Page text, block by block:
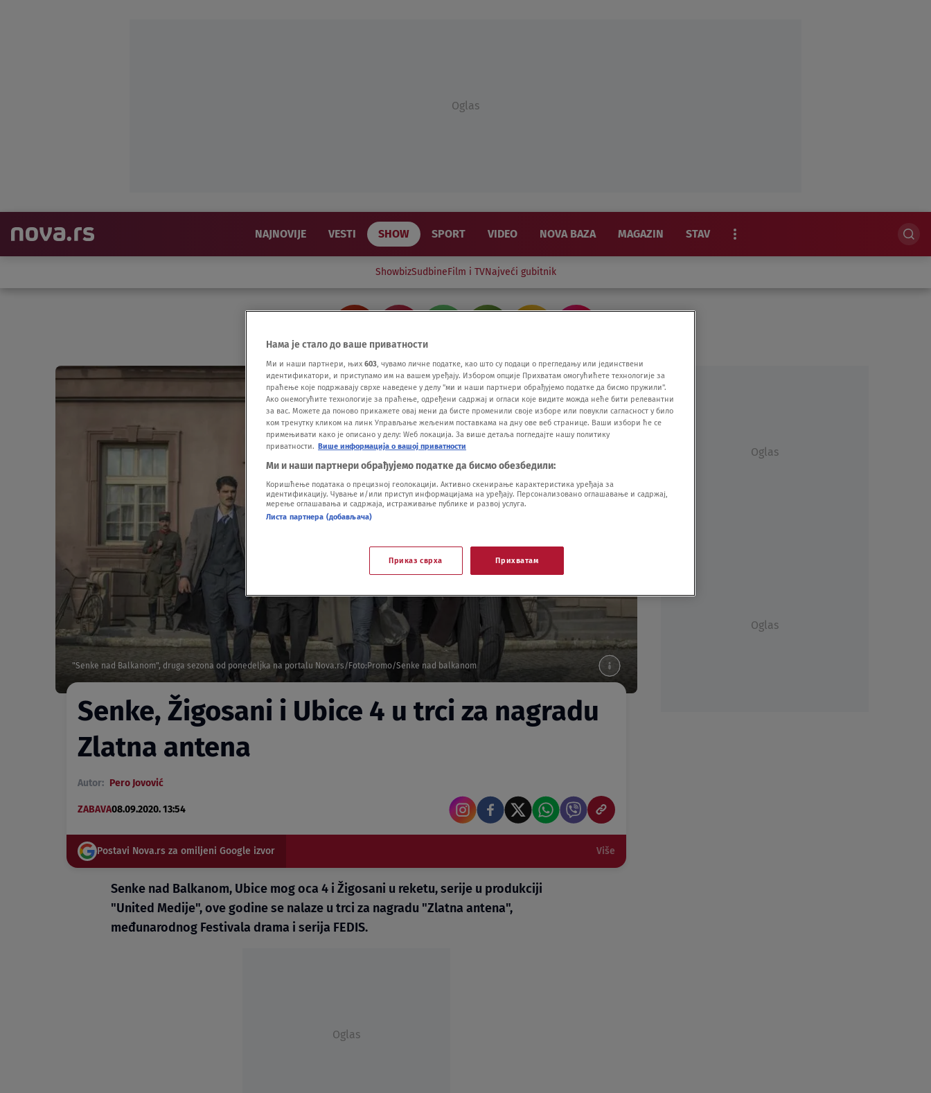
Oglas
NAJNOVIJE VESTI SHOW SPORT VIDEO NOVA BAZA MAGAZIN STAV
ShowbizSudbineFilm i TVNajveći gubitnik
"Senke nad Balkanom", druga sezona od ponedeljka na portalu Nova.rs/Foto:Promo/Senke nad balkanom
Senke, Žigosani i Ubice 4 u trci za nagradu
Zlatna antena
Autor: Pero Jovović
ZABAVA08.09.2020. 13:54
Postavi Nova.rs za omiljeni Google izvor Više
Senke nad Balkanom, Ubice mog oca 4 i Žigosani u reketu, serije u produkciji
"United Medije", ove godine se nalaze u trci za nagradu "Zlatna antena",
međunarodnog Festivala drama i serija FEDIS.
Oglas
Oglas
Oglas
Нама је стало до ваше приватности
Ми и наши партнери, њих 603, чувамо личне податке, као што су подаци о прегледању или јединствени
идентификатори, и приступамо им на вашем уређају. Избором опције Прихватам омогућићете технологије за
праћење које подржавају сврхе наведене у делу "ми и наши партнери обрађујемо податке да бисмо пружили".
Ако онемогућите технологије за праћење, одређени садржај и огласи које видите можда неће бити релевантни
за вас. Можете да поново прикажете овај мени да бисте променили своје изборе или повукли сагласност у било
ком тренутку кликом на линк Управљање жељеним поставкама на дну ове веб странице. Ваши избори ће се
примењивати како је описано у делу: Wеб локација. За више детаља погледајте нашу политику
приватности. Више информација о вашој приватности
Ми и наши партнери обрађујемо податке да бисмо обезбедили:
Коришћење података о прецизној геолокацији. Активно скенирање карактеристика уређаја за
идентификацију. Чување и/или приступ информацијама на уређају. Персонализовано оглашавање и садржај,
мерење оглашавања и садржаја, истраживање публике и развој услуга.
Листа партнера (добављача)
Приказ сврха Прихватам